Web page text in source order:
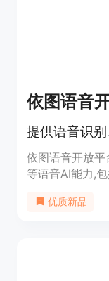
依图语音
提供语音识
依图语音开放
等语音AI能力,
下的语音交互
优质新品